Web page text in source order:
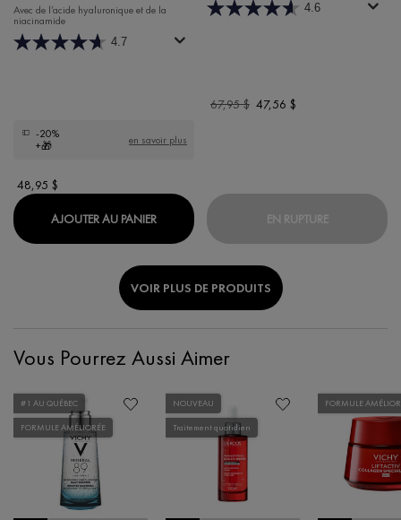
Avec de l’acide hyaluronique et de la
niacinamide
4.7
-20%
+🎁
en savoir plus
48,95 $
AJOUTER AU PANIER MINÉRAL 89 CRÈME RICHE BOOST
4.6
Old price
67,95 $ New price
47,56 $
EN RUPTURECOFFRET
VOIR PLUS DE PRODUITS
Vous Pourrez Aussi Aimer
#1 AU QUÉBEC
FORMULE AMÉLIORÉE
NOUVEAU
Traitement quotidien
FORMULE